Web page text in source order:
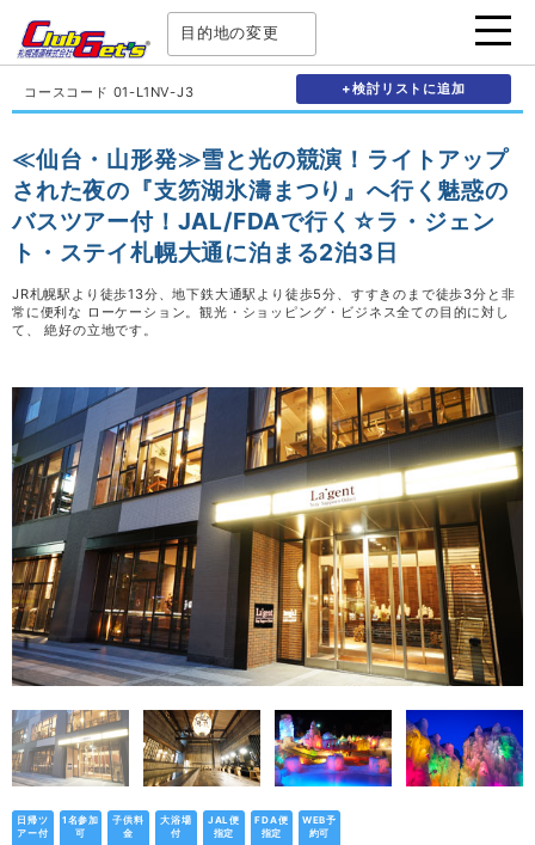
目的地の変更
コースコード 01-L1NV-J3 +検討リストに追加
≪仙台・山形発≫雪と光の競演！ライトアップ
された夜の『支笏湖氷濤まつり』へ行く魅惑の
バスツアー付！JAL/FDAで行く☆ラ・ジェン
ト・ステイ札幌大通に泊まる2泊3日
JR札幌駅より徒歩13分、地下鉄大通駅より徒歩5分、すすきのまで徒歩3分と非
常に便利な ローケーション。観光・ショッピング・ビジネス全ての目的に対し
て、 絶好の立地です。
日帰ツ
アー付
1名参加
可
子供料
金
大浴場
付
JAL便
指定
FDA便
指定
WEB予
約可